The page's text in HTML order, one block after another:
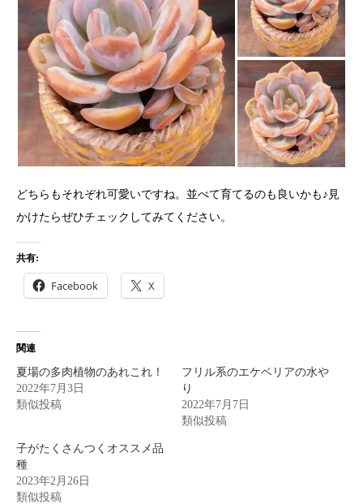
どちらもそれぞれ可愛いですね。並べて育てるのも良いかも♪見
かけたらぜひチェックしてみてください。
共有:
Facebook X
関連
夏場の多肉植物のあれこれ！
2022年7月3日
類似投稿
フリル系のエケベリアの水や
り
2022年7月7日
類似投稿
子がたくさんつくオススメ品
種
2023年2月26日
類似投稿